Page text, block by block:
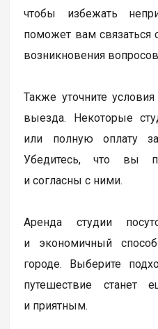
чтобы избежать
поможет вам связаться
возникновения
Также уточните
выезда. Некоторые
или полную оплату
Убедитесь, что вы
и согласны с ними.
Аренда студии
и экономичный
городе. Выберите
путешествие станет
и приятным.